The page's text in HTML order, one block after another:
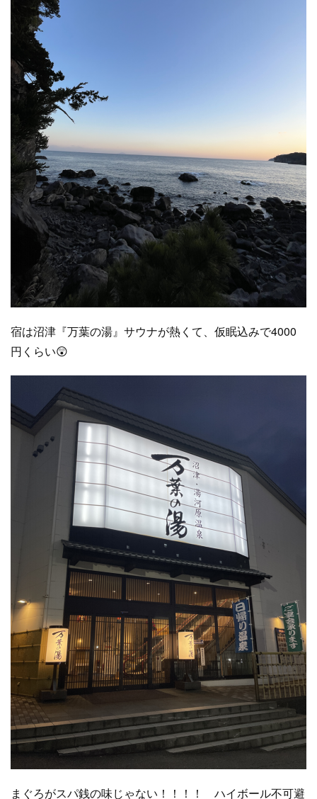
宿は沼津『万葉の湯』サウナが熱くて、仮眠込みで4000
円くらい😲
まぐろがスパ銭の味じゃない！！！！ ハイボール不可避